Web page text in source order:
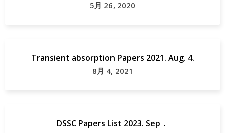
5月 26, 2020
Transient absorption Papers 2021. Aug. 4.
8月 4, 2021
DSSC Papers List 2023. Sep．